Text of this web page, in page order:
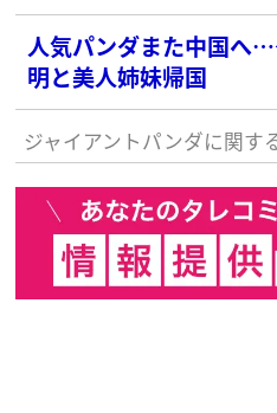
人気パンダまた中国へ
明と美人姉妹帰国
ジャイアントパンダに関す